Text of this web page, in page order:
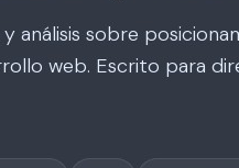
análisis sobre
web. Escrito para